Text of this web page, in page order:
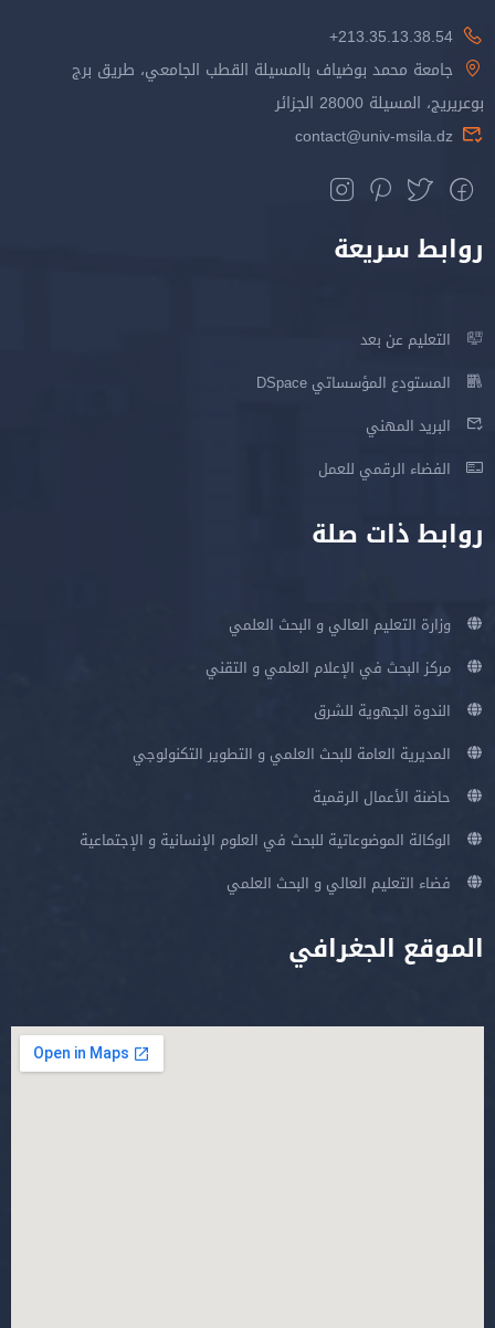
213.35.13.38.54+
جامعة محمد بوضياف بالمسيلة القطب الجامعي، طريق برج
بوعريريج، المسيلة 28000 الجزائر
contact@univ-msila.dz
روابط سريعة
التعليم عن بعد
المستودع المؤسساتي DSpace
البريد المهني
الفضاء الرقمي للعمل
روابط ذات صلة
وزارة التعليم العالي و البحث العلمي
مركز البحث في الإعلام العلمي و التقني
الندوة الجهوية للشرق
المديرية العامة للبحث العلمي و التطوير التكنولوجي
حاضنة الأعمال الرقمية
الوكالة الموضوعاتية للبحث في العلوم الإنسانية و الإجتماعية
فضاء التعليم العالي و البحث العلمي
الموقع الجغرافي